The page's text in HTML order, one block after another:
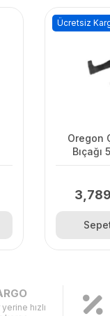
Oregon
Bıçağı
Ücretsiz
hızlı